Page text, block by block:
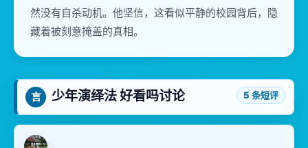
然没有自杀动机。他坚信，这看似平静的校园背后，隐
藏着被刻意掩盖的真相。
言 少年演绎法 好看吗讨论 5 条短评